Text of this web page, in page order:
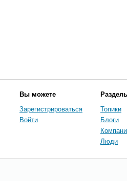
Вы можете
Зарегистрироваться
Войти
Топики
Блоги
Люди